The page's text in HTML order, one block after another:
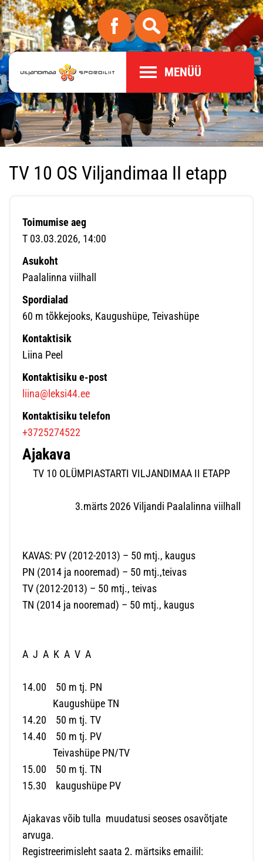
MENÜÜ
TV 10 OS Viljandimaa II etapp
Toimumise aeg
T 03.03.2026, 14:00
Asukoht
Paalalinna viilhall
Spordialad
60 m tõkkejooks, Kaugushüpe, Teivashüpe
Kontaktisik
Liina Peel
Kontaktisiku e-post
liina@leksi44.ee
Kontaktisiku telefon
+3725274522
Ajakava
TV 10 OLÜMPIASTARTI VILJANDIMAA II ETAPP
3.märts 2026 Viljandi Paalalinna viilhall
KAVAS: PV (2012-2013) – 50 mtj., kaugus
PN (2014 ja nooremad) – 50 mtj.,teivas
TV (2012-2013) – 50 mtj., teivas
TN (2014 ja nooremad) – 50 mtj., kaugus
A J A K A V A
14.00 50 m tj. PN
Kaugushüpe TN
14.20 50 m tj. TV
14.40 50 m tj. PV
Teivashüpe PN/TV
15.00 50 m tj. TN
15.30 kaugushüpe PV
Ajakavas võib tulla muudatusi seoses osavõtjate
arvuga.
Registreerimisleht saata 2. märtsiks emailil: